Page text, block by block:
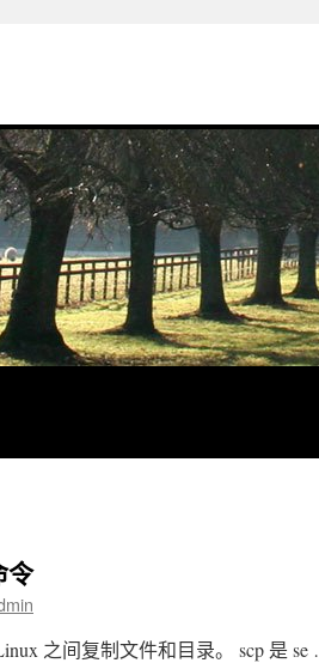
令
之间复制文件和目录。 scp 是